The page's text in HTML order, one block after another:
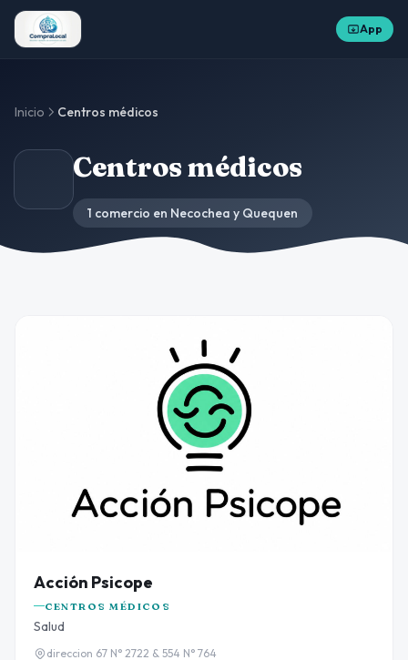
App
Inicio Centros médicos
Centros médicos
1 comercio en Necochea y Quequen
Acción Psicope
CENTROS MÉDICOS
Salud
direccion 67 N° 2722 & 554 N° 764